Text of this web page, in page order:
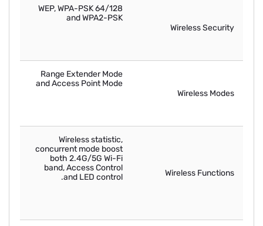
Wireless Security
64/128 WEP, WPA-PSK
and WPA2-PSK
Wireless Modes
Range Extender Mode
and Access Point Mode
Wireless Functions
Wireless statistic,
concurrent mode boost
both 2.4G/5G Wi-Fi
band, Access Control
and LED control.